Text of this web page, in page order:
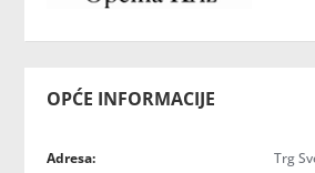
OPĆE INFORMACIJE
Adresa: Trg